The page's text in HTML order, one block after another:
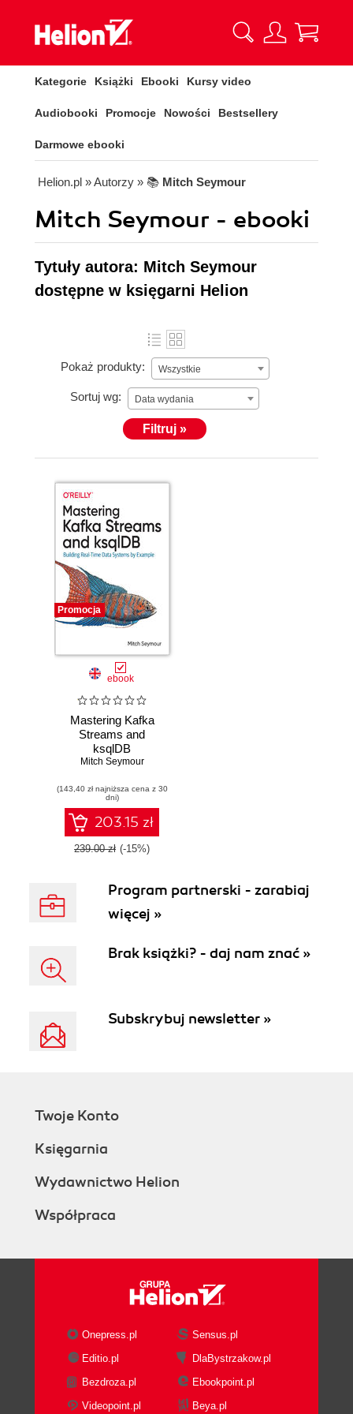
Kategorie Książki Ebooki Kursy video
Audiobooki Promocje Nowości Bestsellery
Darmowe ebooki
Helion.pl » Autorzy » 📚 Mitch Seymour
Mitch Seymour - ebooki
Tytuły autora: Mitch Seymour
dostępne w księgarni Helion
Pokaż produkty: Wszystkie
Sortuj wg: Data wydania
Filtruj »
Promocja
ebook
Mastering Kafka
Streams and
ksqlDB
Mitch Seymour
(143,40 zł najniższa cena z 30
dni)
203.15 zł
239.00 zł (-15%)
Program partnerski - zarabiaj
więcej »
Brak książki? - daj nam znać »
Subskrybuj newsletter »
Twoje Konto
Księgarnia
Wydawnictwo Helion
Współpraca
Onepress.pl
Sensus.pl
Editio.pl
DlaBystrzakow.pl
Bezdroza.pl
Ebookpoint.pl
Videopoint.pl
Beya.pl